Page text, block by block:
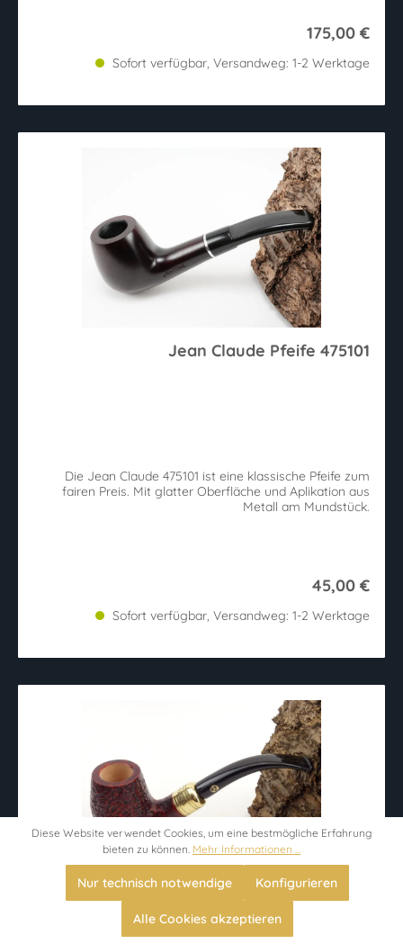
175,00 €
Sofort verfügbar, Versandweg: 1-2 Werktage
Jean Claude Pfeife 475101
Die Jean Claude 475101 ist eine klassische Pfeife zum
fairen Preis. Mit glatter Oberfläche und Aplikation aus
Metall am Mundstück.
45,00 €
Sofort verfügbar, Versandweg: 1-2 Werktage
Rattray's Majesty Pfeife 177 sand
Diese Website verwendet Cookies, um eine bestmögliche Erfahrung
bieten zu können. Mehr Informationen ...
Nur technisch notwendige Konfigurieren
Alle Cookies akzeptieren